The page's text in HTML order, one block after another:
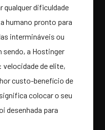
qualquer dificuldade
humano pronto para
intermináveis ou
sendo, a Hostinger
de elite,
custo-benefício de
colocar o seu
desenhada para